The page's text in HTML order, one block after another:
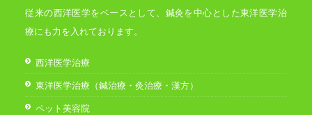
従来の西洋医学をベースとして、鍼灸を中心とした東洋医学治
療にも力を入れております。
西洋医学治療
東洋医学治療（鍼治療・灸治療・漢方）
ペット美容院